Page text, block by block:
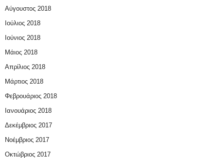
Αύγουστος 2018
Ιούλιος 2018
Ιούνιος 2018
Μάιος 2018
Απρίλιος 2018
Μάρτιος 2018
Φεβρουάριος 2018
Ιανουάριος 2018
Δεκέμβριος 2017
Νοέμβριος 2017
Οκτώβριος 2017